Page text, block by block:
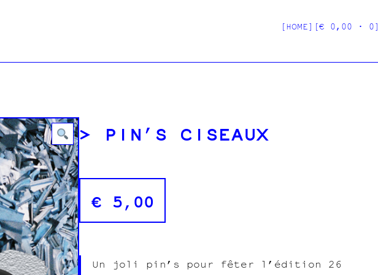
[HOME] [€ 0,00 · 0]
PIN’S CISEAUX
€ 5,00
Un joli pin’s pour fêter l’édition 26